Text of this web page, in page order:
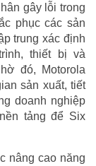
gây lỗi trong
phục các sản
trung xác định
thiết bị và
đó, Motorola
sản xuất, tiết
doanh nghiệp
tảng để Six
nâng cao năng